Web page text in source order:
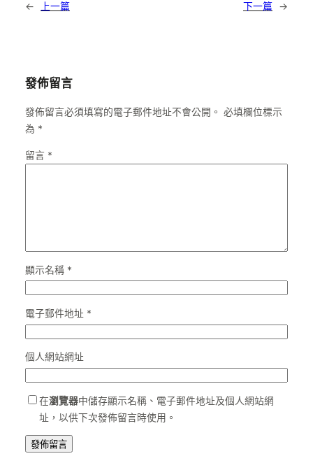
← 上一篇 下一篇 →
發佈留言
發佈留言必須填寫的電子郵件地址不會公開。 必填欄位標示
為 *
留言 *
顯示名稱 *
電子郵件地址 *
個人網站網址
在瀏覽器中儲存顯示名稱、電子郵件地址及個人網站網
址，以供下次發佈留言時使用。